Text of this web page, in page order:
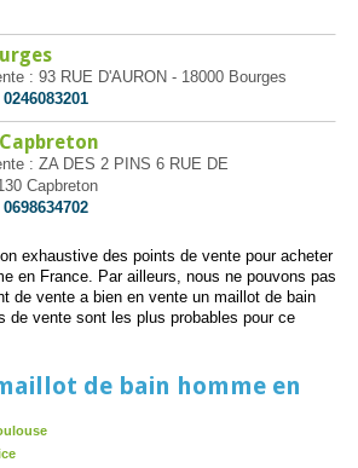
: 93 RUE D'AURON - 18000 Bourges
0246083201
Capbreton
: ZA DES 2 PINS 6 RUE DE
Capbreton
0698634702
exhaustive des points de vente pour acheter
en France. Par ailleurs, nous ne pouvons pas
de vente a bien en vente un maillot de bain
de vente sont les plus probables pour ce
de bain homme en